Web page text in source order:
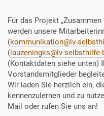
2
2
/
g
k
v
-
s
e
Für das Projekt
werden unsere
(kommunikation@lv-
(lauzeningks@lv-
(Kontaktdaten siehe unten)
Vorstandsmitglieder
Wir laden Sie herzlich ein,
kennenzulernen und zu
Mail oder rufen Sie uns an!